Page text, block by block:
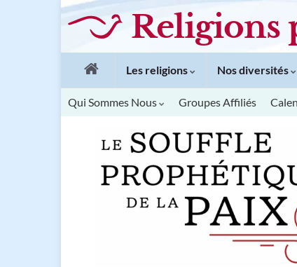
Religions
Les religions Nos diversités
Qui Sommes Nous Groupes Affiliés